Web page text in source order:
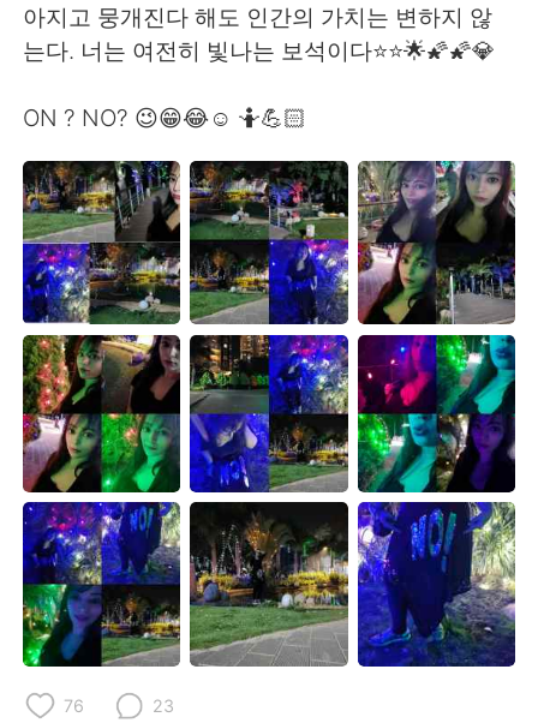
아지고 뭉개진다 해도 인간의 가치는 변하지 않
는다. 너는 여전히 빛나는 보석이다⭐⭐🌟🌠🌠💎
ON ? NO? 😉😁😂☺️ 🤷💪🏻
76 23